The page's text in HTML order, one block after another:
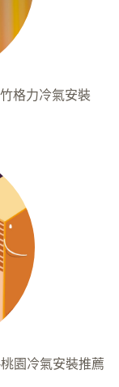
格力冷氣安裝
園冷氣安裝推薦